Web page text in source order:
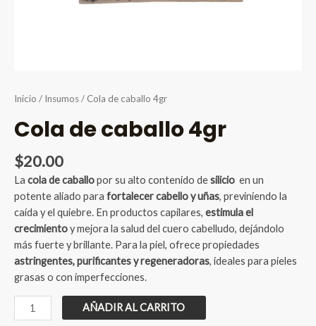
Inicio / Insumos/ Cola de caballo 4gr
Cola de caballo 4gr
$20.00
La cola de caballopor su alto contenido desilicio en un
potente aliado para fortalecer cabello y uñas, previniendo la
caída y el quiebre. En productos capilares, estimula el
crecimientoy mejora la salud del cuero cabelludo, dejándolo
más fuerte y brillante. Para la piel, ofrece propiedades
astringentes, purificantes y regeneradoras, ideales para pieles
grasas o con imperfecciones.
Cola
de
AÑADIR AL CARRITO